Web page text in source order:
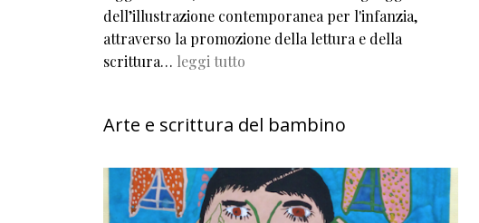
dell’illustrazione contemporanea per l'infanzia,
attraverso la promozione della lettura e della
scrittura… leggi tutto
Arte e scrittura del bambino